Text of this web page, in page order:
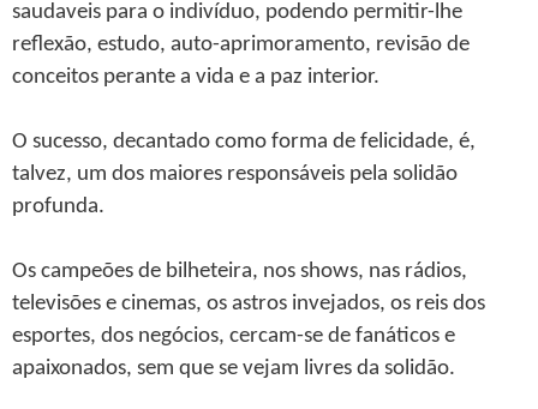
saudaveis para o indivíduo, podendo permitir-lhe
reflexão, estudo, auto-aprimoramento, revisão de
conceitos perante a vida e a paz interior.
O sucesso, decantado como forma de felicidade, é,
talvez, um dos maiores responsáveis pela solidão
profunda.
Os campeões de bilheteira, nos shows, nas rádios,
televisões e cinemas, os astros invejados, os reis dos
esportes, dos negócios, cercam-se de fanáticos e
apaixonados, sem que se vejam livres da solidão.